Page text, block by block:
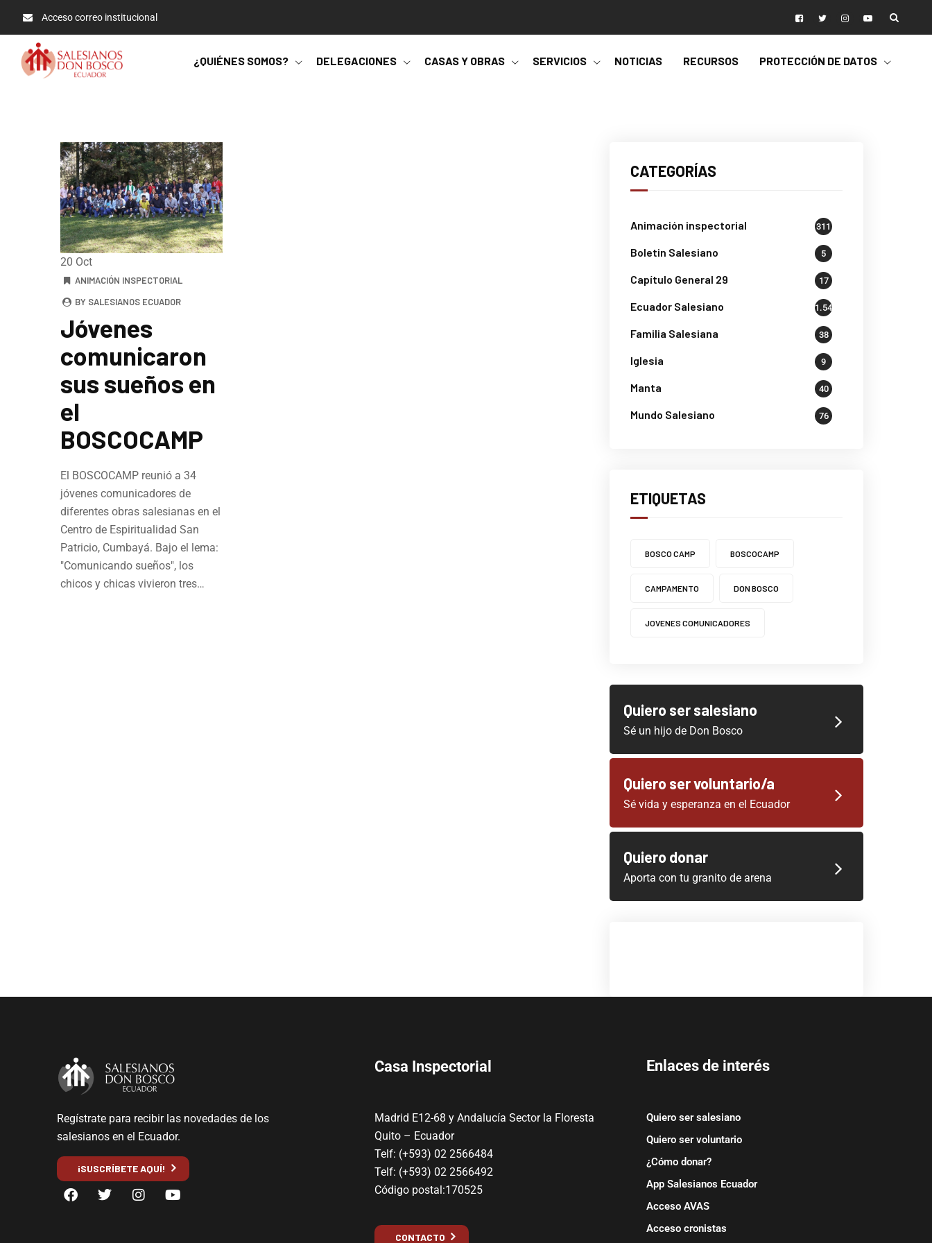
Acceso correo institucional
¿QUIÉNES SOMOS? DELEGACIONES CASAS Y OBRAS SERVICIOS NOTICIAS RECURSOS PROTECCIÓN DE DATOS
20 Oct
ANIMACIÓN INSPECTORIAL
BY SALESIANOS ECUADOR
Jóvenes
comunicaron
sus sueños en
el
BOSCOCAMP
El BOSCOCAMP reunió a 34
jóvenes comunicadores de
diferentes obras salesianas en el
Centro de Espiritualidad San
Patricio, Cumbayá. Bajo el lema:
"Comunicando sueños", los
chicos y chicas vivieron tres…
CATEGORÍAS
Animación inspectorial 311
Boletin Salesiano 5
Capítulo General 29 17
Ecuador Salesiano 1.541
Familia Salesiana 38
Iglesia 9
Manta 40
Mundo Salesiano 76
ETIQUETAS
BOSCO CAMP BOSCOCAMP
CAMPAMENTO DON BOSCO
JOVENES COMUNICADORES
Quiero ser salesiano
Sé un hijo de Don Bosco
Quiero ser voluntario/a
Sé vida y esperanza en el Ecuador
Quiero donar
Aporta con tu granito de arena
Regístrate para recibir las novedades de los
salesianos en el Ecuador.
¡SUSCRÍBETE AQUÍ!
Casa Inspectorial
Madrid E12-68 y Andalucía Sector la Floresta
Quito – Ecuador
Telf: (+593) 02 2566484
Telf: (+593) 02 2566492
Código postal:170525
CONTACTO
Enlaces de interés
Quiero ser salesiano
Quiero ser voluntario
¿Cómo donar?
App Salesianos Ecuador
Acceso AVAS
Acceso cronistas